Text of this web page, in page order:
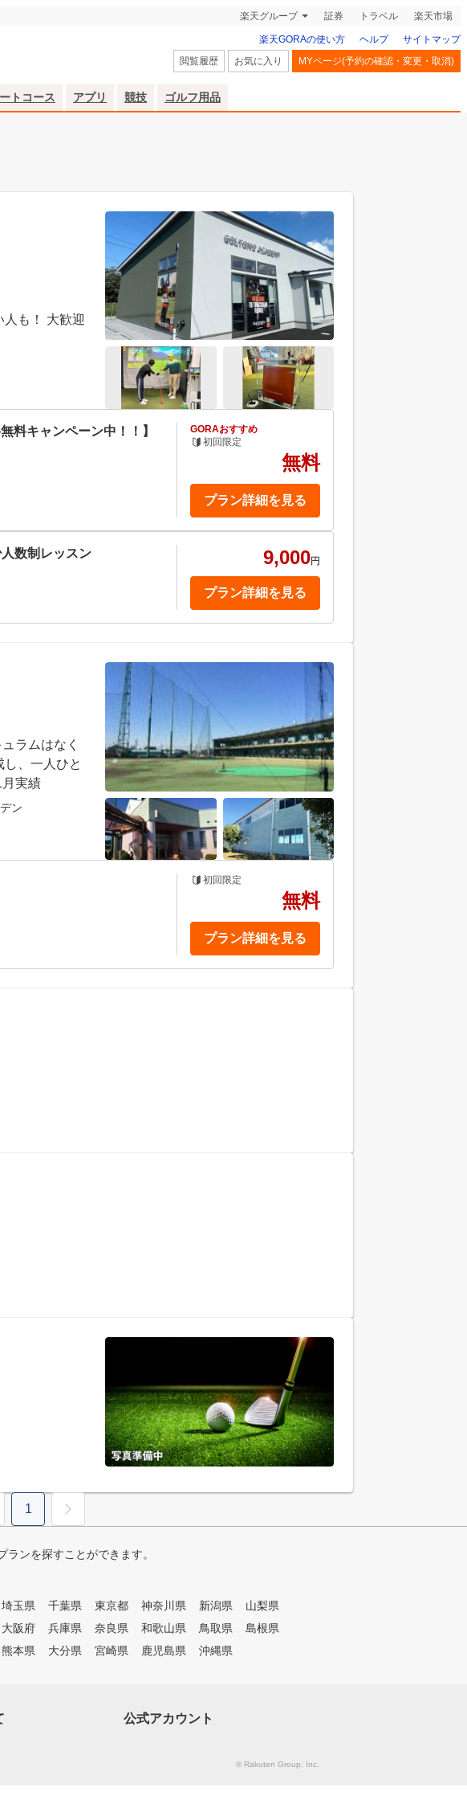
楽天グループ 証券 トラベル 楽天市場
楽天GORAの使い方 ヘルプ
サイトマップ
閲覧履歴
お気に入り MYページ(予約の確認・変更・取消)
トコース アプリ 競技 ゴルフ用品
も！ 大歓迎
料キャンペーン中！！】
GORAおすすめ
初回限定
無料
プラン詳細を見る
数制レッスン 9,000円
プラン詳細を見る
ラムはなく
し、一人ひと
実績
ン
初回限定
無料
プラン詳細を見る
1
ンを探すことができます。
埼玉県 千葉県 東京都 神奈川県 新潟県
山梨県
大阪府 兵庫県 奈良県 和歌山県 鳥取県
島根県
熊本県 大分県 宮崎県 鹿児島県 沖縄県
公式アカウント
© Rakuten Group, Inc.